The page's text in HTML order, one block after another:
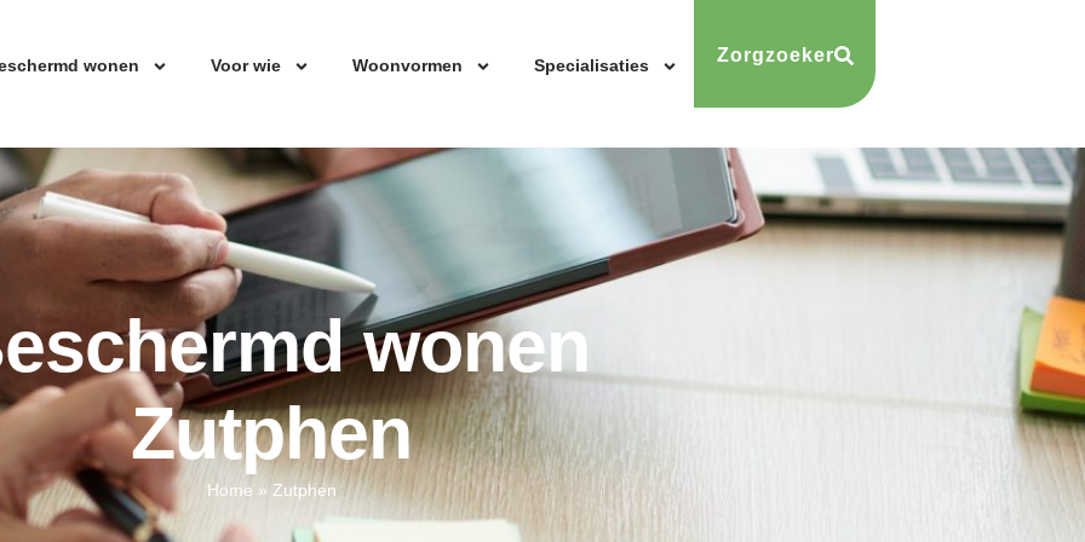
wonen Voor wie Woonvormen Specialisaties Zorgzoeker
wonen
Zutphen
Home » Zutphen